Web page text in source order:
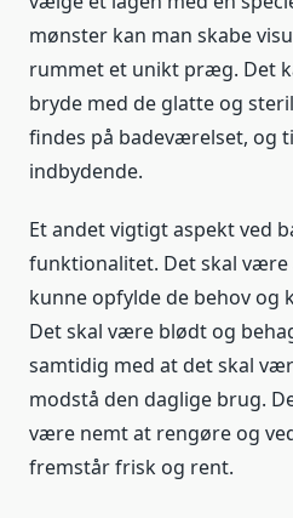
mønster kan man skabe
rummet et unikt præg. Det
bryde med de glatte og
findes på badeværelset, og
indbydende.
Et andet vigtigt aspekt ved
funktionalitet. Det skal være
kunne opfylde de behov og
Det skal være blødt og
samtidig med at det skal
modstå den daglige brug.
være nemt at rengøre og
fremstår frisk og rent.